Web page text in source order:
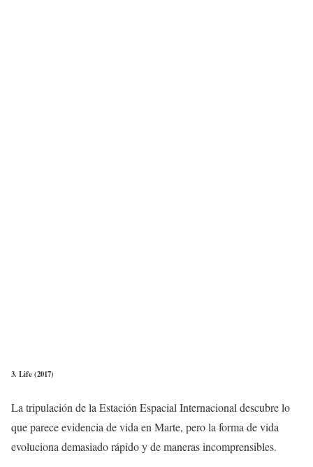
3. Life (2017)
La tripulación de la Estación Espacial Internacional descubre lo
que parece evidencia de vida en Marte, pero la forma de vida
evoluciona demasiado rápido y de maneras incomprensibles.